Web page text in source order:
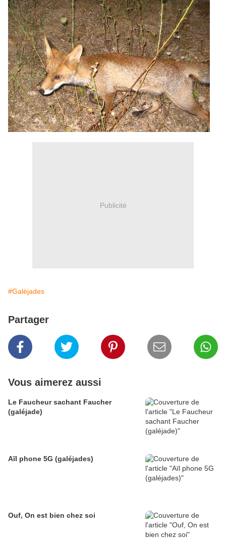
Publicité
#Galèjades
Partager
Vous aimerez aussi
Le Faucheur sachant Faucher
(galéjade)
Aïl phone 5G (galéjades)
Ouf, On est bien chez soi